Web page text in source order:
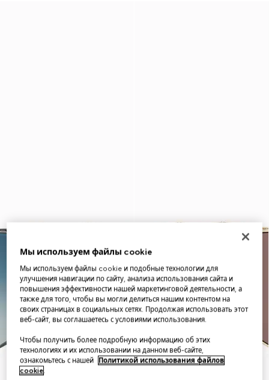
Мы используем файлы cookie
Мы используем файлы cookie и подобные технологии для
улучшения навигации по сайту, анализа использования сайта и
повышения эффективности нашей маркетинговой деятельности, а
также для того, чтобы вы могли делиться нашим контентом на
своих страницах в социальных сетях. Продолжая использовать этот
веб-сайт, вы соглашаетесь с условиями использования.
Чтобы получить более подробную информацию об этих
технологиях и их использовании на данном веб-сайте,
ознакомьтесь с нашей
Политикой использования файлов
cookie.